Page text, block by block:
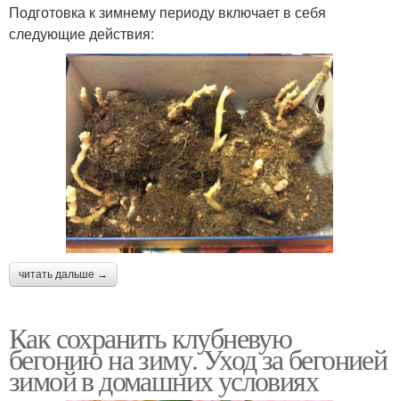
Подготовка к зимнему периоду включает в себя
следующие действия:
читать дальше →
Как сохранить клубневую
бегонию на зиму. Уход за бегонией
зимой в домашних условиях